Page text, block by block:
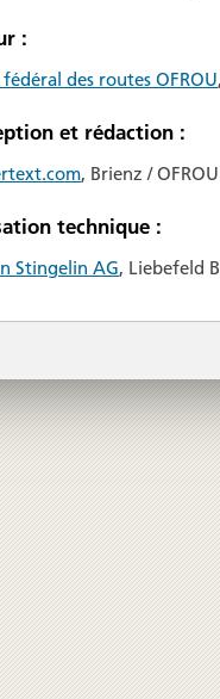
:
des routes OFROU
et rédaction :
, Brienz / OFROU
technique :
Stingelin AG, Liebefeld